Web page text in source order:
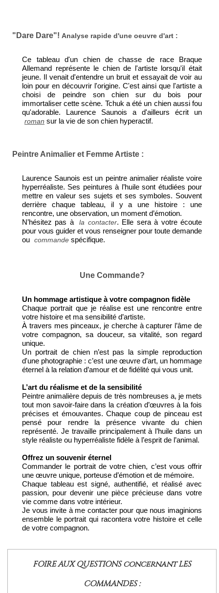
"Dare Dare"! Analyse rapide d'une oeuvre d'art :
Ce tableau d'un chien de chasse de race Braque
Allemand représente le chien de l'artiste lorsqu'il était
jeune. Il venait d'entendre un bruit et essayait de voir au
loin pour en découvrir l'origine. C'est ainsi que l'artiste a
choisi de peindre son chien sur du bois pour
immortaliser cette scène. Tchuk a été un chien aussi fou
qu'adorable. Laurence Saunois a d'ailleurs écrit un
roman sur la vie de son chien hyperactif.
Peintre Animalier et Femme Artiste :
Laurence Saunois est un peintre animalier réaliste voire
hyperréaliste. Ses peintures à l’huile sont étudiées pour
mettre en valeur ses sujets et ses symboles. Souvent
derrière chaque tableau, il y a une histoire : une
rencontre, une observation, un moment d’émotion.
N’hésitez pas à
la contacter. Elle sera à votre écoute
pour vous guider et vous renseigner pour toute demande
ou commande spécifique.
Une Commande?
Un hommage artistique à votre compagnon fidèle
Chaque portrait que je réalise est une rencontre entre
votre histoire et ma sensibilité d’artiste.
À travers mes pinceaux, je cherche à capturer l’âme de
votre compagnon, sa douceur, sa vitalité, son regard
unique.
Un portrait de chien n’est pas la simple reproduction
d'une photographie : c’est une œuvre d’art, un hommage
éternel à la relation d’amour et de fidélité qui vous unit.
L’art du réalisme et de la sensibilité
Peintre animalière depuis de très nombreuses a, je mets
tout mon savoir-faire dans la création d’œuvres à la fois
précises et émouvantes. Chaque coup de pinceau est
pensé pour rendre la présence vivante du chien
représenté. Je travaille principalement à l’huile dans un
style réaliste ou hyperréaliste fidèle à l’esprit de l’animal.
Offrez un souvenir éternel
Commander le portrait de votre chien, c’est vous offrir
une œuvre unique, porteuse d’émotion et de mémoire.
Chaque tableau est signé, authentifié, et réalisé avec
passion, pour devenir une pièce précieuse dans votre
vie comme dans votre intérieur.
Je vous invite à me contacter pour que nous imaginions
ensemble le portrait qui racontera votre histoire et celle
de votre compagnon.
FOIRE AUX QUESTIONS concernant LES
COMMANDES :